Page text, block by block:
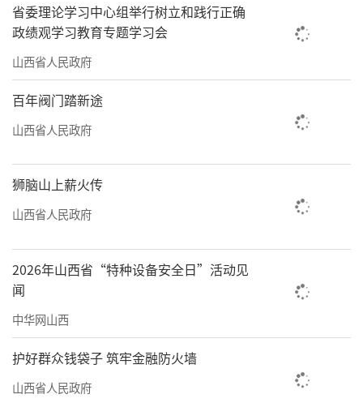
省委理论学习中心组举行树立和践行正确
政绩观学习教育专题学习会
山西省人民政府
百年阀门踏新途
山西省人民政府
狮脑山上薪火传
山西省人民政府
2026年山西省“特种设备安全日”活动见
闻
中华网山西
护好群众钱袋子 筑牢金融防火墙
山西省人民政府